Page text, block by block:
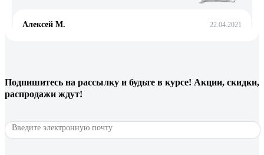
Алексей М. 22.04.2021
4 отзыва
Отзыв о NORGAU N2ATM
Рус Й. 03.12.2025
Подпишитесь на рассылку и будьте в курсе! Акции, скидки,
распродажи ждут!